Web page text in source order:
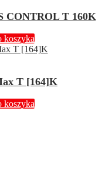
CONTROL T 160K
koszyka
T [164]K
koszyka